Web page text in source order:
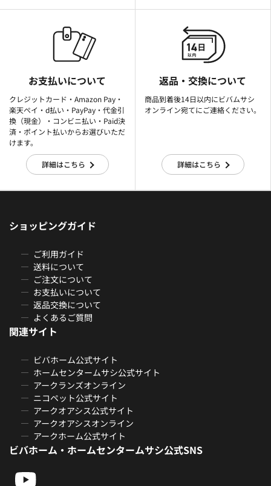
お支払いについて
クレジットカード・Amazon Pay・
楽天ぺイ・d払い・PayPay・代金引
換（現金）・コンビニ払い・Paid決
済・ポイント払いからお選びいただ
けます。
詳細はこちら
返品・交換について
商品到着後14日以内にビバムサシ
オンライン宛てにご連絡ください。
詳細はこちら
ショッピングガイド
ご利用ガイド
送料について
ご注文について
お支払いについて
返品交換について
よくあるご質問
関連サイト
ビバホーム公式サイト
ホームセンタームサシ公式サイト
アークランズオンライン
ニコペット公式サイト
アークオアシス公式サイト
アークオアシスオンライン
アークホーム公式サイト
ビバホーム・ホームセンタームサシ公式SNS